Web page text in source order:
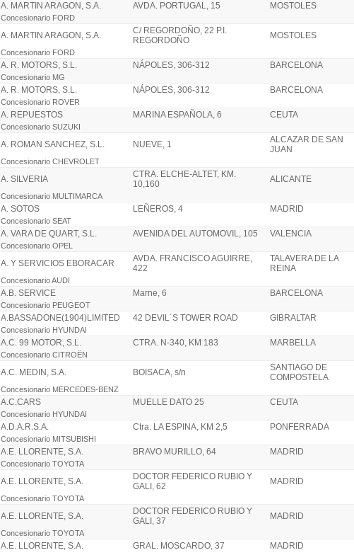
A. MARTIN ARAGON, S.A. AVDA. PORTUGAL, 15 MOSTOLES
Concesionario FORD
A. MARTIN ARAGON, S.A.
C/ REGORDOÑO, 22 P.I.
REGORDOÑO
MOSTOLES
Concesionario FORD
A. R. MOTORS, S.L. NÁPOLES, 306-312 BARCELONA
Concesionario MG
A. R. MOTORS, S.L. NÁPOLES, 306-312 BARCELONA
Concesionario ROVER
A. REPUESTOS MARINA ESPAÑOLA, 6 CEUTA
Concesionario SUZUKI
A. ROMAN SANCHEZ, S.L. NUEVE, 1
ALCAZAR DE SAN
JUAN
Concesionario CHEVROLET
A. SILVERIA
CTRA. ELCHE-ALTET, KM.
10,160
ALICANTE
Concesionario MULTIMARCA
A. SOTOS LEÑEROS, 4 MADRID
Concesionario SEAT
A. VARA DE QUART, S.L. AVENIDA DEL AUTOMOVIL, 105 VALENCIA
Concesionario OPEL
A. Y SERVICIOS EBORACAR
AVDA. FRANCISCO AGUIRRE,
422
TALAVERA DE LA
REINA
Concesionario AUDI
A.B. SERVICE Marne, 6 BARCELONA
Concesionario PEUGEOT
A.BASSADONE(1904)LIMITED 42 DEVIL´S TOWER ROAD GIBRALTAR
Concesionario HYUNDAI
A.C. 99 MOTOR, S.L. CTRA. N-340, KM 183 MARBELLA
Concesionario CITROËN
A.C. MEDIN, S.A. BOISACA, s/n
SANTIAGO DE
COMPOSTELA
Concesionario MERCEDES-BENZ
A.C.CARS MUELLE DATO 25 CEUTA
Concesionario HYUNDAI
A.D.A.R.S.A. Ctra. LA ESPINA, KM 2,5 PONFERRADA
Concesionario MITSUBISHI
A.E. LLORENTE, S.A. BRAVO MURILLO, 64 MADRID
Concesionario TOYOTA
A.E. LLORENTE, S.A.
DOCTOR FEDERICO RUBIO Y
GALI, 62
MADRID
Concesionario TOYOTA
A.E. LLORENTE, S.A.
DOCTOR FEDERICO RUBIO Y
GALI, 37
MADRID
Concesionario TOYOTA
A.E. LLORENTE, S.A. GRAL. MOSCARDO, 37 MADRID